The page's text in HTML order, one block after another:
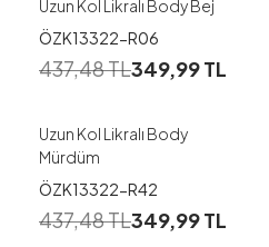
Uzun Kol Likralı Body Bej
ÖZK13322-R06
437,48TL349,99TL
M L XL
Uzun Kol Likralı Body
Mürdüm
ÖZK13322-R42
437,48TL349,99TL
M L XL